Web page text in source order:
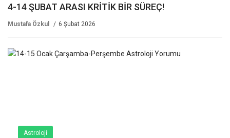
4-14 ŞUBAT ARASI KRİTİK BİR SÜREÇ!
Mustafa Özkul 6 Şubat 2026
Astroloji